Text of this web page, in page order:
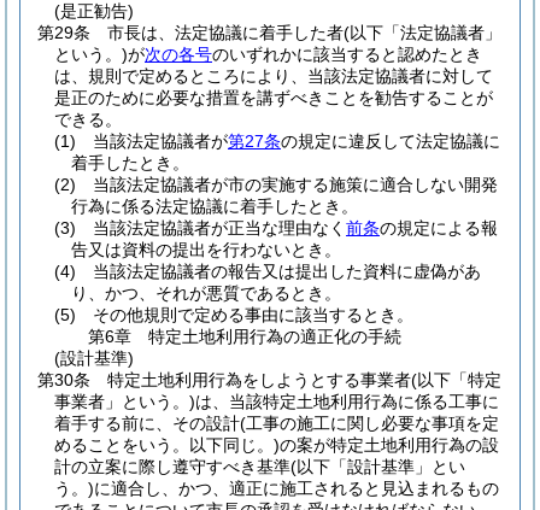
(是正勧告)
第29条
市長は、法定協議に着手した者(以下「法定協議者」
という。)が次の各号のいずれかに該当すると認めたとき
は、規則で定めるところにより、当該法定協議者に対して
是正のために必要な措置を講ずべきことを勧告することが
できる。
(1)
当該法定協議者が第27条の規定に違反して法定協議に
着手したとき。
(2)
当該法定協議者が市の実施する施策に適合しない開発
行為に係る法定協議に着手したとき。
(3)
当該法定協議者が正当な理由なく 前条の規定による報
告又は資料の提出を行わないとき。
(4)
当該法定協議者の報告又は提出した資料に虚偽があ
り、かつ、それが悪質であるとき。
(5)
その他規則で定める事由に該当するとき。
第6章
特定土地利用行為の適正化の手続
(設計基準)
第30条
特定土地利用行為をしようとする事業者(以下「特定
事業者」という。)は、当該特定土地利用行為に係る工事に
着手する前に、その設計(工事の施工に関し必要な事項を定
めることをいう。以下同じ。)の案が特定土地利用行為の設
計の立案に際し遵守すべき基準(以下「設計基準」とい
う。)に適合し、かつ、適正に施工されると見込まれるもの